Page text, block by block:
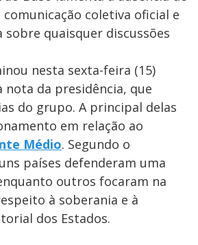
y
V
i
d
e
s
coletiva oficial e
sobre quaisquer discussões
nesta sexta-feira (15)
nota da presidência, que
do grupo. A principal delas
em relação ao
Médio. Segundo o
países defenderam uma
outros focaram na
à soberania e à
dos Estados.